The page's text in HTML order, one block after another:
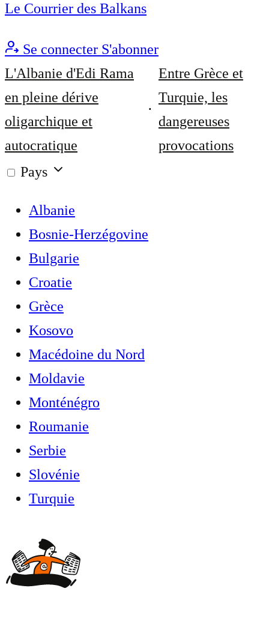
Le Courrier des Balkans
Se connecter S'abonner
L'Albanie d'Edi Rama
en pleine dérive
oligarchique et
autocratique
Entre Grèce et
Turquie, les
dangereuses
provocations
Pays
Albanie
Bosnie-Herzégovine
Bulgarie
Croatie
Grèce
Kosovo
Macédoine du Nord
Moldavie
Monténégro
Roumanie
Serbie
Slovénie
Turquie